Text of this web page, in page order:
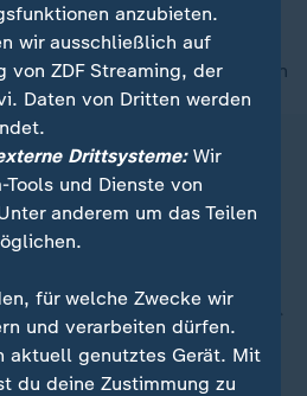
nach oben
anzubieten.
wir ausschließlich auf
von ZDF Streaming, der
Daten von Dritten werden
Drittsysteme:Wir
und Dienste von
anderem um das Teilen
für welche Zwecke wir
und verarbeiten dürfen.
aktuell genutztes Gerät. Mit
du deine Zustimmung zu